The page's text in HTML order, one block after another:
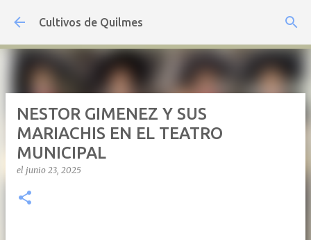
Ir al contenido principal
Cultivos de Quilmes
NESTOR GIMENEZ Y SUS
MARIACHIS EN EL TEATRO
MUNICIPAL
el junio 23, 2025